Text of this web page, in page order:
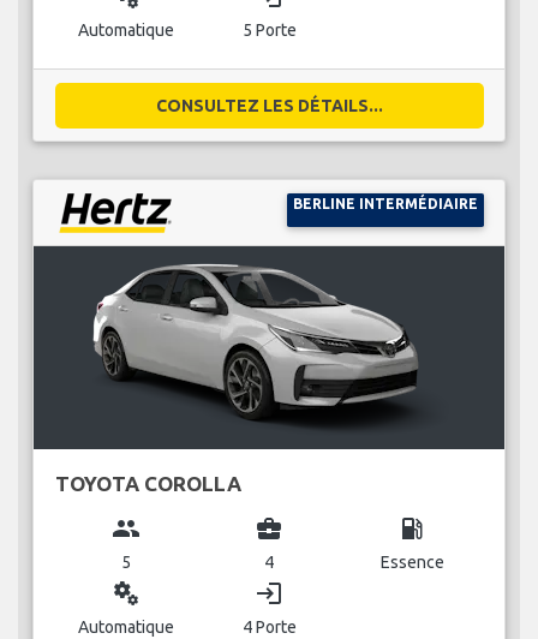
Automatique 5 Porte
CONSULTEZ LES DÉTAILS...
BERLINE INTERMÉDIAIRE
TOYOTA COROLLA
group
5
business_center
4
local_gas_station
Essence
miscellaneous_services
Automatique
login
4 Porte